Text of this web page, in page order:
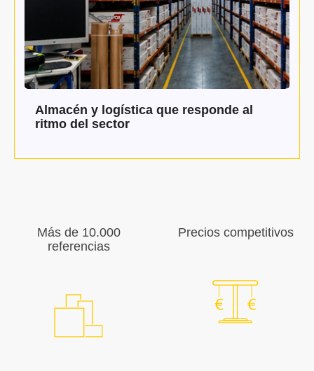
Almacén y logística que responde al
ritmo del sector
Más de 10.000
referencias
Precios competitivos